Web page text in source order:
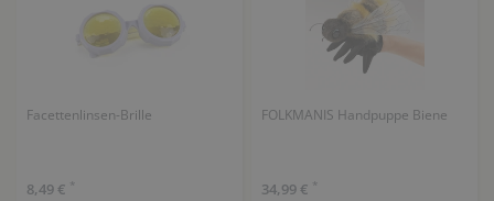
Facettenlinsen-Brille
8,49 € *
FOLKMANIS Handpuppe Biene
34,99 € *